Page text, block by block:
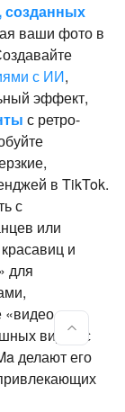
созданных
ваши фото в
с ИИ,
эффект,
с ретро-
в TikTok.
с
или
и
для
с
видео с
делают его